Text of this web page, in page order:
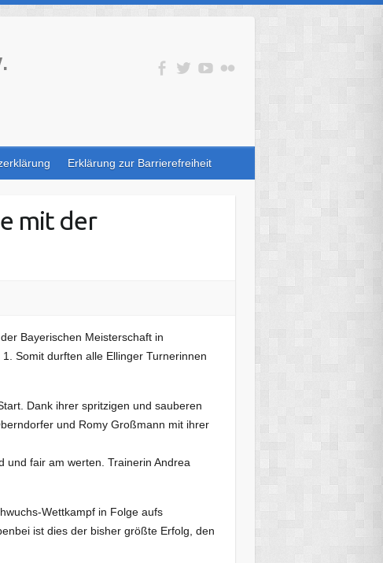
Erklärung zur Barrierefreiheit
mit der
Bayerischen Meisterschaft in
Somit durften alle Ellinger Turnerinnen
Dank ihrer spritzigen und sauberen
und Romy Großmann mit ihrer
und fair am werten. Trainerin Andrea
Wettkampf in Folge aufs
ist dies der bisher größte Erfolg, den